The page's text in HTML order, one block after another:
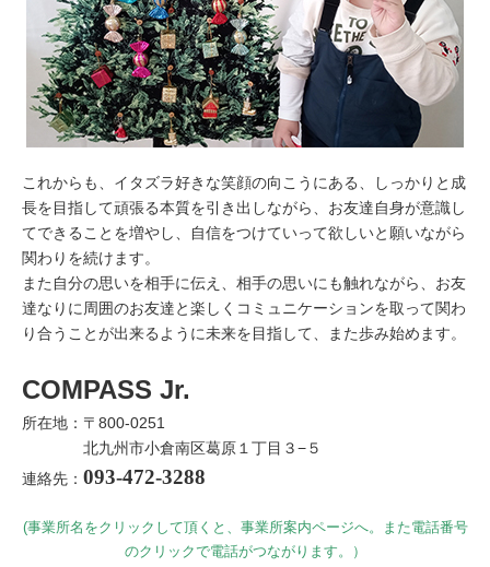
これからも、イタズラ好きな笑顔の向こうにある、しっかりと成
長を目指して頑張る本質を引き出しながら、お友達自身が意識し
てできることを増やし、自信をつけていって欲しいと願いながら
関わりを続けます。
また自分の思いを相手に伝え、相手の思いにも触れながら、お友
達なりに周囲のお友達と楽しくコミュニケーションを取って関わ
り合うことが出来るように未来を目指して、また歩み始めます。
COMPASS Jr.
所在地：〒800-0251
北九州市小倉南区葛原１丁目３−５
連絡先： 093-472-3288
(事業所名をクリックして頂くと、事業所案内ページへ。また電話番号
のクリックで電話がつながります。）